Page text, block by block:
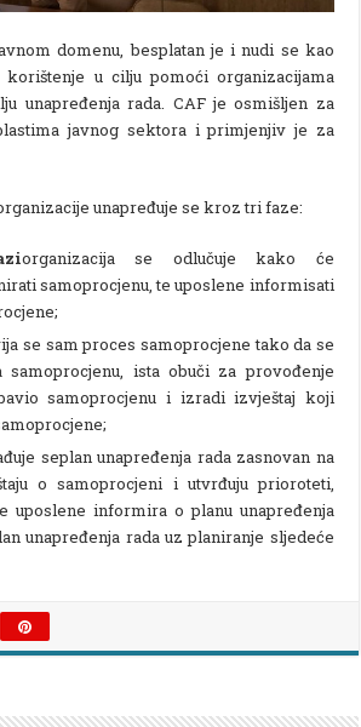
domenu, besplatan je i nudi se kao
korištenje u cilju pomoći organizacijama
unapređenja rada. CAF je osmišljen za
javnog sektora i primjenjiv je za
unapređuje se kroz tri faze:
organizacija se odlučuje kako će
samoprocjenu, te uposlene informisati
se sam proces samoprocjene tako da se
ista obuči za provođenje
samoprocjenu i izradi izvještaj koji
seplan unapređenja rada zasnovan na
o samoprocjeni i utvrđuju prioroteti,
uposlene informira o planu unapređenja
unapređenja rada uz planiranje sljedeće